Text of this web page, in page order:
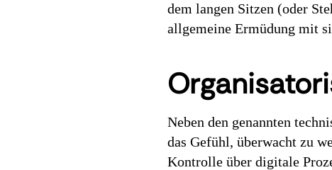
dem langen Sitzen (oder
allgemeine Ermüdung mit
Neben den genannten
das Gefühl, überwacht zu
Kontrolle über digitale